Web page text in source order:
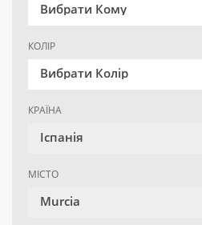
Вибрати Кому
КОЛІР
Вибрати Колір
КРАЇНА
Іспанія
МІСТО
Murcia